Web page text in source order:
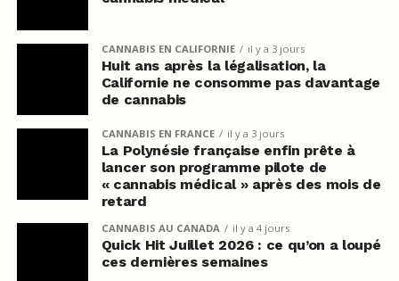
CANNABIS EN CALIFORNIE il y a 3 jours
Huit ans après la légalisation, la
Californie ne consomme pas davantage
de cannabis
CANNABIS EN FRANCE il y a 3 jours
La Polynésie française enfin prête à
lancer son programme pilote de
« cannabis médical » après des mois de
retard
CANNABIS AU CANADA il y a 4 jours
Quick Hit Juillet 2026 : ce qu’on a loupé
ces dernières semaines